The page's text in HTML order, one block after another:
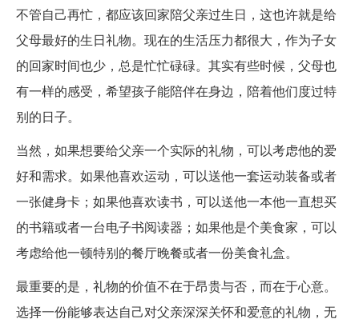
不管自己再忙，都应该回家陪父亲过生日，这也许就是给
父母最好的生日礼物。现在的生活压力都很大，作为子女
的回家时间也少，总是忙忙碌碌。其实有些时候，父母也
有一样的感受，希望孩子能陪伴在身边，陪着他们度过特
别的日子。
当然，如果想要给父亲一个实际的礼物，可以考虑他的爱
好和需求。如果他喜欢运动，可以送他一套运动装备或者
一张健身卡；如果他喜欢读书，可以送他一本他一直想买
的书籍或者一台电子书阅读器；如果他是个美食家，可以
考虑给他一顿特别的餐厅晚餐或者一份美食礼盒。
最重要的是，礼物的价值不在于昂贵与否，而在于心意。
选择一份能够表达自己对父亲深深关怀和爱意的礼物，无